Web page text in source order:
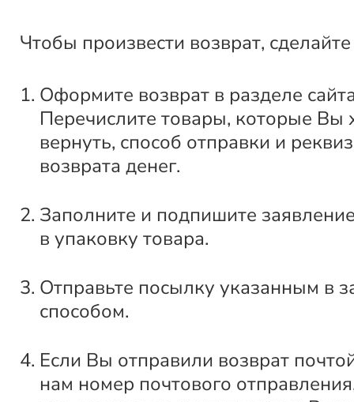
Чтобы произвести возврат,
Оформите возврат в разделе
Перечислите товары, которые Вы
вернуть, способ отправки и
возврата денег.
Заполните и подпишите
в упаковку товара.
Отправьте посылку указанным в
способом.
Если Вы отправили возврат
нам номер почтового